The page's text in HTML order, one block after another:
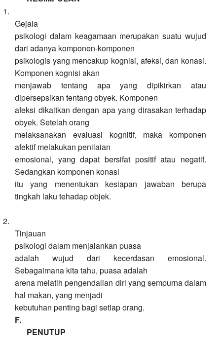
1.
Gejala
psikologi dalam keagamaan merupakan suatu wujud
dari adanya komponen-komponen
psikologis yang mencakup kognisi, afeksi, dan konasi.
Komponen kognisi akan
menjawab tentang apa yang dipikirkan atau
dipersepsikan tentang obyek. Komponen
afeksi dikaitkan dengan apa yang dirasakan terhadap
obyek. Setelah orang
melaksanakan evaluasi kognitif, maka komponen
afektif melakukan penilaian
emosional, yang dapat bersifat positif atau negatif.
Sedangkan komponen konasi
itu yang menentukan kesiapan jawaban berupa
tingkah laku tehadap objek.
2.
Tinjauan
psikologi dalam menjalankan puasa
adalah wujud dari kecerdasan emosional.
Sebagaimana kita tahu, puasa adalah
arena melatih pengendalian diri yang sempurna dalam
hal makan, yang menjadi
kebutuhan penting bagi setiap orang.
F.
PENUTUP